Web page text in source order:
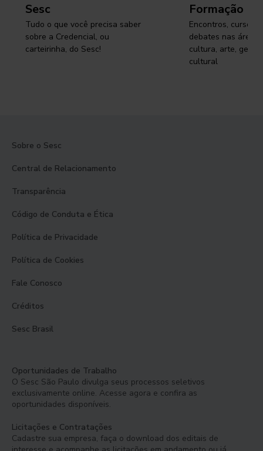
Sesc
Tudo o que você precisa saber
sobre a Credencial, ou
carteirinha, do Sesc!
Formação
Encontros, cursos,
debates nas áreas
cultura, arte,
cultural
Sobre o Sesc
Central de Relacionamento
Transparência
Código de Conduta e Ética
Política de Privacidade
Política de Cookies
Fale Conosco
Créditos
Sesc Brasil
Oportunidades de Trabalho
O Sesc São Paulo divulga seus processos seletivos
exclusivamente online. Acesse agora e confira as
oportunidades disponíveis.
Licitações e Contratações
Cadastre sua empresa, faça o download dos editais de